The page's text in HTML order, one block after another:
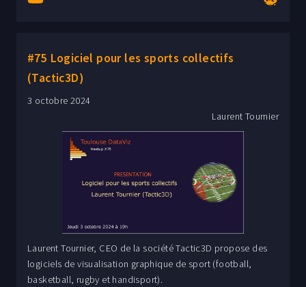
directrice de création de la revue de dataviz de la Dataviz
Society, Nightingale. Sites : - behance.net/datacitron -
#75 Logiciel pour les sports collectifs
(Tactic3D)
3 octobre 2024
Laurent Tournier
Laurent Tournier, CEO de la société Tactic3D propose des
logiciels de visualisation graphique de sport (football,
basketball, rugby et handisport).